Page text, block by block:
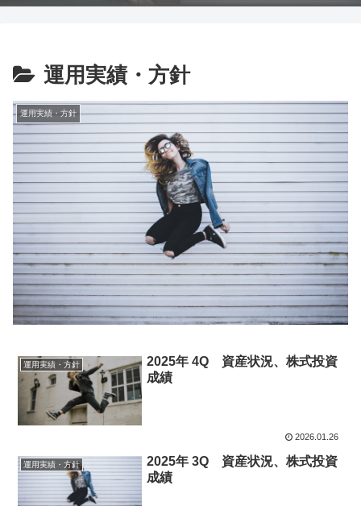
運用実績・方針
運用実績・方針
運用実績・方針
2025年 4Q 資産状況、株式投資
成績
2026.01.26
運用実績・方針
2025年 3Q 資産状況、株式投資
成績